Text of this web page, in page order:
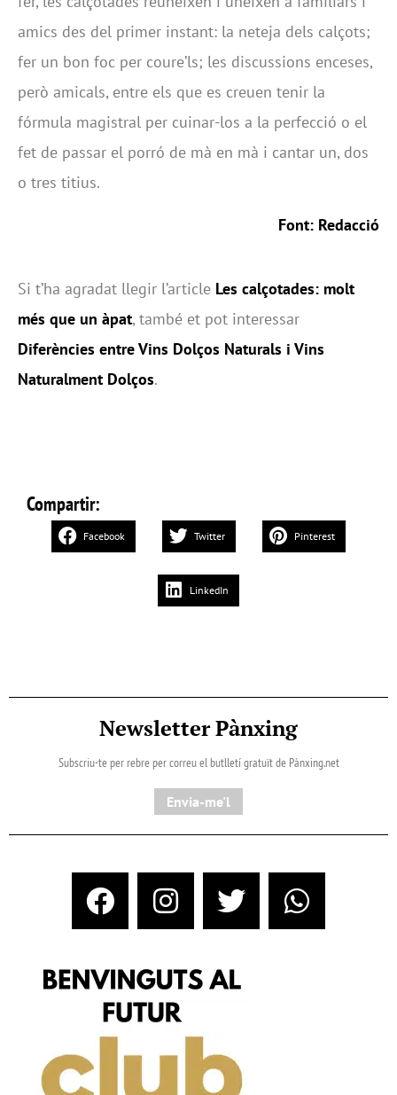
amics des del primer instant: la neteja dels calçots;
fer un bon foc per coure’ls; les discussions enceses,
però amicals, entre els que es creuen tenir la
fórmula magistral per cuinar-los a la perfecció o el
fet de passar el porró de mà en mà i cantar un, dos
o tres titius.
Font: Redacció
Si t’ha agradat llegir l’article Les calçotades: molt
més que un àpat, també et pot interessar
Diferències entre Vins Dolços Naturals i Vins
Naturalment Dolços.
Compartir:
Facebook Twitter Pinterest
LinkedIn
Newsletter Pànxing
Subscriu-te per rebre per correu el butlletí gratuït de Pànxing.net​
Envia-me'l